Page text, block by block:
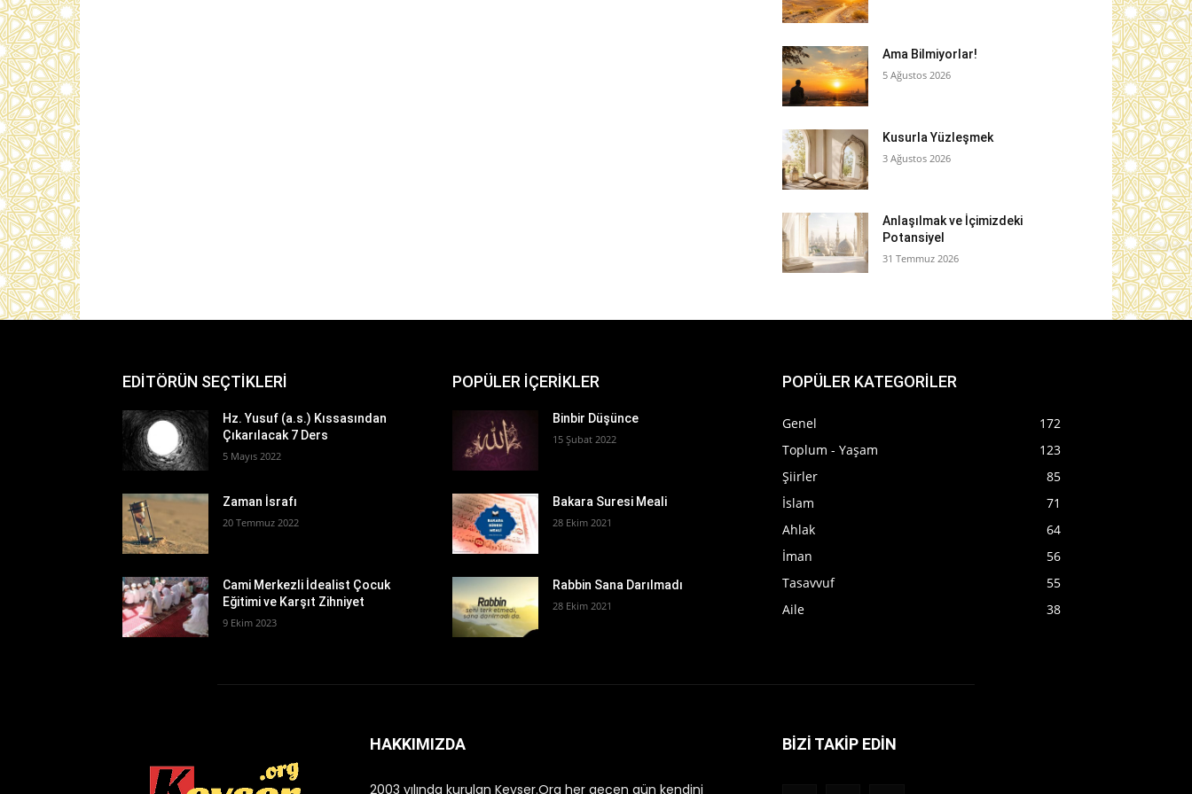
Ama Bilmiyorlar!
5 Ağustos 2026
Kusurla Yüzleşmek
3 Ağustos 2026
Anlaşılmak ve İçimizdeki
Potansiyel
31 Temmuz 2026
EDİTÖRÜN SEÇTİKLERİ
Hz. Yusuf (a.s.) Kıssasından
Çıkarılacak 7 Ders
5 Mayıs 2022
Zaman İsrafı
20 Temmuz 2022
Cami Merkezli İdealist Çocuk
Eğitimi ve Karşıt Zihniyet
9 Ekim 2023
POPÜLER İÇERİKLER
Binbir Düşünce
15 Şubat 2022
Bakara Suresi Meali
28 Ekim 2021
Rabbin Sana Darılmadı
28 Ekim 2021
POPÜLER KATEGORİLER
Genel
172
Toplum - Yaşam
123
Şiirler
85
İslam
71
Ahlak
64
İman
56
Tasavvuf
55
Aile
38
HAKKIMIZDA
2003 yılında kurulan Kevser.Org her geçen gün kendini
BİZİ TAKİP EDİN